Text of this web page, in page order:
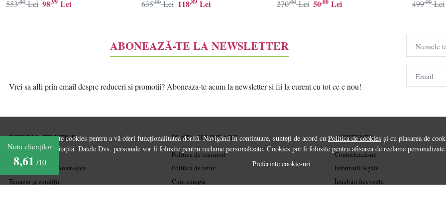
Acest site folosește cookies pentru a vă oferi funcționalitatea dorită. Navigând în continuare, sunteți de acord cu Politica de cookies și cu plasarea de
experiență îmbunătațită. Datele Dvs. personale vor fi folosite pentru reclame personalizate. Cookies pot fi folosite pentru afisarea de reclame
Preferinte cookie-uri
98,99 Lei
553 Lei 118,89 Lei
635 Lei 50,00 Lei
270 Lei 499 Lei
ABONEAZĂ-TE LA NEWSLETTER
Vrei sa afli prin email despre reduceri si promotii? Aboneaza-te acum la newsletter si fii la curent cu tot ce e nou!
Numele
Email
INFORMATII UTILE
Ghiduri și Idei de Amenajare
Termeni și condiții
PLATA SI LIVRARE
Politica de transport
Politica de retur
Cum cumpăr
ASISTENTA
Contactează-ne
Informatii legale
Întrebări frecvente
Nota clienților
8,61 /10